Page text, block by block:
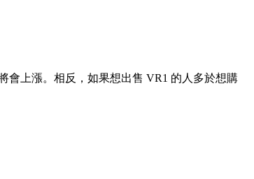
會上漲。相反，如果想出售 VR1 的人多於想購